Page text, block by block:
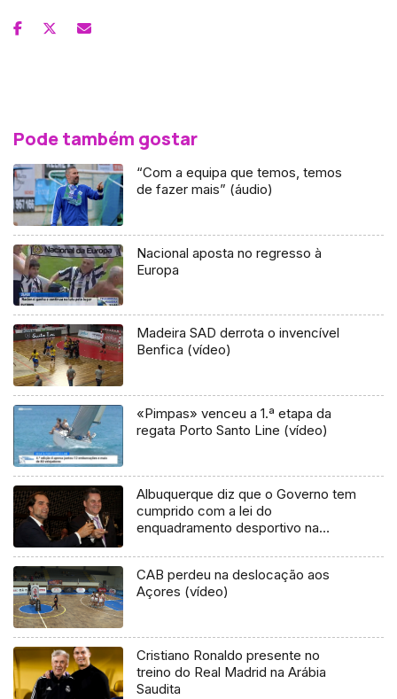
Pode também gostar
“Com a equipa que temos, temos
de fazer mais” (áudio)
Nacional aposta no regresso à
Europa
Madeira SAD derrota o invencível
Benfica (vídeo)
«Pimpas» venceu a 1.ª etapa da
regata Porto Santo Line (vídeo)
Albuquerque diz que o Governo tem
cumprido com a lei do
enquadramento desportivo na
CAB perdeu na deslocação aos
Açores (vídeo)
Cristiano Ronaldo presente no
treino do Real Madrid na Arábia
Saudita